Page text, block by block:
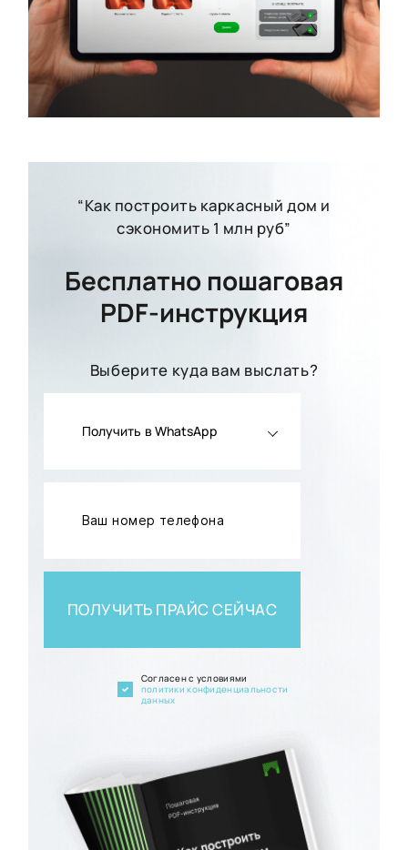
“Как построить каркасный дом и
сэкономить 1 млн руб”
Бесплатно пошаговая
PDF-инструкция
Выберите куда вам выслать?
Получить в WhatsApp
ПОЛУЧИТЬ ПРАЙС СЕЙЧАС
Cогласен с условиями
политики конфиденциальности
данных